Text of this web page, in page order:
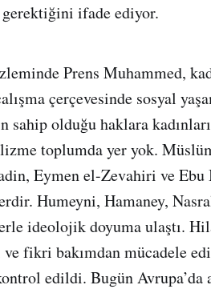
gerektiğini ifade ediyor.
Prens Muhammed,
çerçevesinde sosyal
sahip olduğu haklara
toplumda yer yok.
Eymen el-Zevahiri ve
Humeyni, Hamaney,
ideolojik doyuma ulaştı.
fikri bakımdan mücadele
edildi. Bugün Avrupa’da